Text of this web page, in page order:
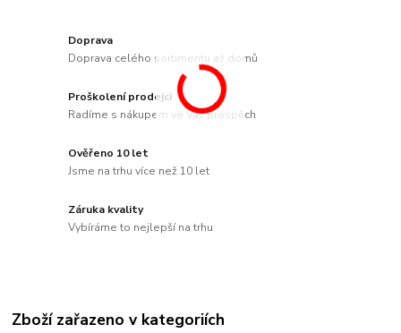
Doprava
Doprava celého sortimentu až domů
Proškolení prodejci
Radíme s nákupem ve Váš prospěch
Ověřeno 10 let
Jsme na trhu více než 10 let
Záruka kvality
Vybíráme to nejlepší na trhu
Zboží zařazeno v kategoriích